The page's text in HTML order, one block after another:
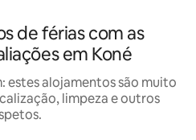
de férias com as
em Koné
estes alojamentos são muito
limpeza e outros